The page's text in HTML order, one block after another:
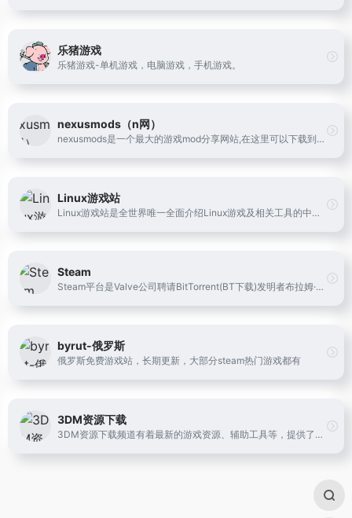
乐猪游戏
乐猪游戏-单机游戏，电脑游戏，手机游戏。
nexusmods（n网）
nexusmods是一个最大的游戏mod分享网站,在这里可以下载到各种游戏的mod。提供辐射系列、GTA、我的世界、天际、怪物猎人、上古卷轴online等几百个游戏的mod下载
Linux游戏站
Linux游戏站是全世界唯一全面介绍Linux游戏及相关工具的中文社区，本站秉承简洁而不简单的办站原则，为广大Linux用户娱乐性而奋斗！
Steam
Steam平台是Valve公司聘请BitTorrent(BT下载)发明者布拉姆·科恩亲自开发设计的游戏平台。Steam平台是目前全球最大的综合性数字发行平台之一。玩家可以在该平台购买、下载、讨论、上传和分享游戏和软件。
byrut-俄罗斯
俄罗斯免费游戏站，长期更新，大部分steam热门游戏都有
3DM资源下载
3DM资源下载频道有着最新的游戏资源、辅助工具等，提供了高速下载渠道，简单的安装方式，便捷的反馈渠道，玩家可以自由下载、分享、讨论所有的资源。